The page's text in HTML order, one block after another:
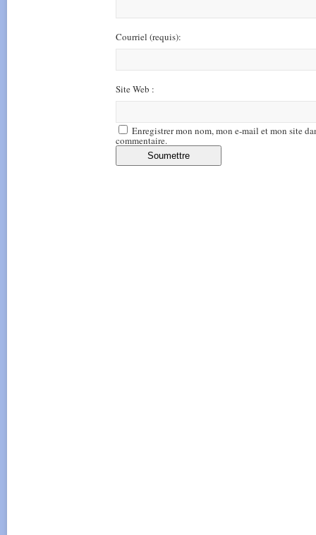
Courriel (requis):
Site Web :
Enregistrer mon nom, mon e-mail et mon site
commentaire.